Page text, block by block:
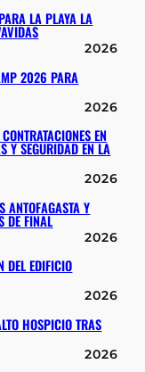
LA PLAYA LA
2026
2026 PARA
2026
EN
Y SEGURIDAD EN LA
2026
ANTOFAGASTA Y
DE FINAL
2026
DEL EDIFICIO
2026
HOSPICIO TRAS
2026